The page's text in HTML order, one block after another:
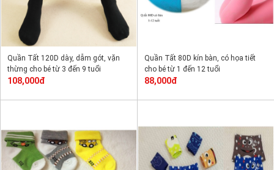
Quần Tất 120D dày, dẫm gót, vặn
thừng cho bé từ 3 đến 9 tuổi
108,000đ
Quần Tất 80D kín bàn, có họa tiết
cho bé từ 1 đến 12 tuổi
88,000đ